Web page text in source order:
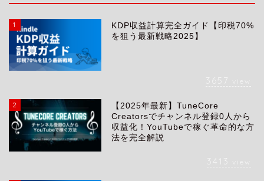
1
KDP収益計算完全ガイド【印税70%
を狙う最新戦略2025】
3657 view
2
【2025年最新】TuneCore
Creatorsでチャンネル登録0人から
収益化！YouTubeで稼ぐ革命的な方
法を完全解説
3413 view
会社概要